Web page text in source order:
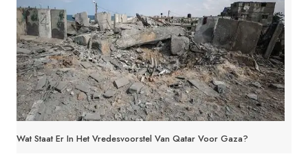
Wat Staat Er In Het Vredesvoorstel Van Qatar Voor Gaza?